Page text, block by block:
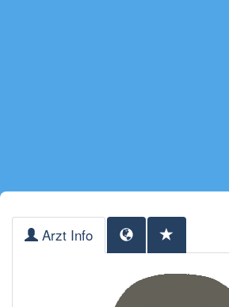
Arzt Info